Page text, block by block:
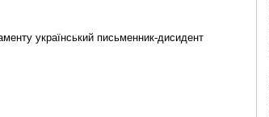
український письменник-дисидент